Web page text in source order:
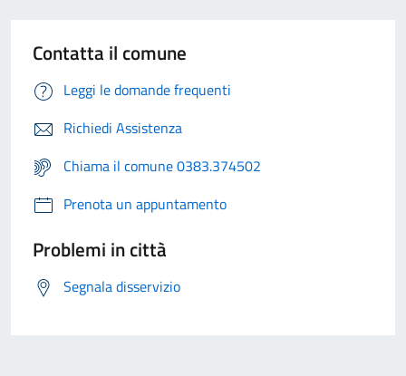
Contatta il comune
Leggi le domande frequenti
Richiedi Assistenza
Chiama il comune 0383.374502
Prenota un appuntamento
Problemi in città
Segnala disservizio